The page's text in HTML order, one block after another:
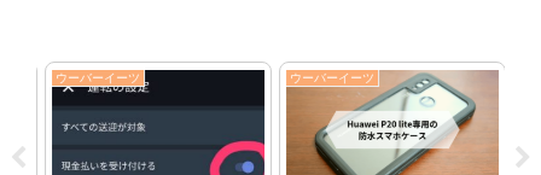
ウーバーイーツ ウーバーイーツ